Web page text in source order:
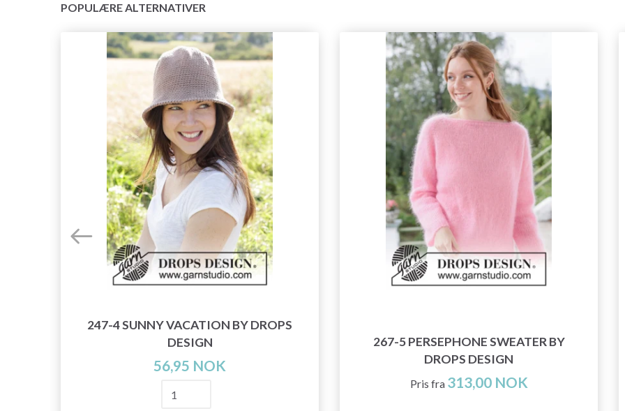
POPULÆRE ALTERNATIVER
247-4 SUNNY VACATION BY DROPS
DESIGN
56,95 NOK
267-5 PERSEPHONE SWEATER BY
DROPS DESIGN
Pris fra 313,00 NOK